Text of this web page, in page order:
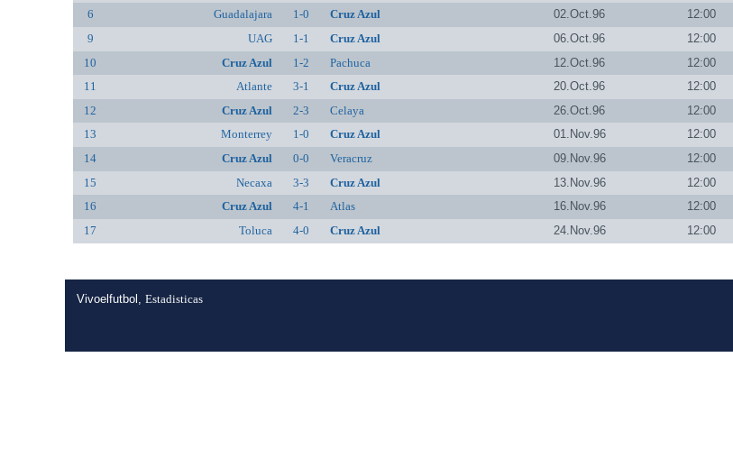
6
Guadalajara 1-0 Cruz Azul 02.Oct.96
12:00
9
UAG 1-1 Cruz Azul 06.Oct.96
12:00
10
Cruz Azul 1-2 Pachuca 12.Oct.96
12:00
11
Atlante 3-1 Cruz Azul 20.Oct.96
12:00
12
Cruz Azul 2-3 Celaya 26.Oct.96
12:00
13
Monterrey 1-0 Cruz Azul 01.Nov.96
12:00
14
Cruz Azul 0-0 Veracruz 09.Nov.96
12:00
15
Necaxa 3-3 Cruz Azul 13.Nov.96
12:00
16
Cruz Azul 4-1 Atlas 16.Nov.96
12:00
17
Toluca 4-0 Cruz Azul 24.Nov.96 12:00
Vivoelfutbol,Estadisticas